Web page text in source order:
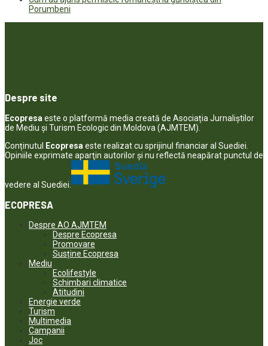
Porumbeni
Despre site
Ecopresa este o platformă media creată de Asociația Jurnaliștilor
de Mediu și Turism Ecologic din Moldova (AJMTEM).
Conținutul Ecopresa este realizat cu sprijinul financiar al Suediei.
Opiniile exprimate aparţin autorilor şi nu reflectă neapărat punctul de
vedere al Suediei.
ECOPRESA
Despre AO AJMTEM
Despre Ecopresa
Promovare
Susține Ecopresa
Mediu
Ecolifestyle
Schimbari climatice
Atitudini
Energie verde
Turism
Multimedia
Campanii
Joc